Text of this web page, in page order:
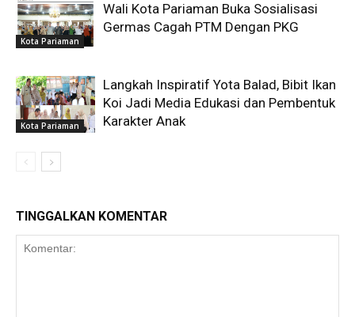
Kota Pariaman
Wali Kota Pariaman Buka Sosialisasi
Germas Cagah PTM Dengan PKG
Kota Pariaman
Langkah Inspiratif Yota Balad, Bibit Ikan
Koi Jadi Media Edukasi dan Pembentuk
Karakter Anak
TINGGALKAN KOMENTAR